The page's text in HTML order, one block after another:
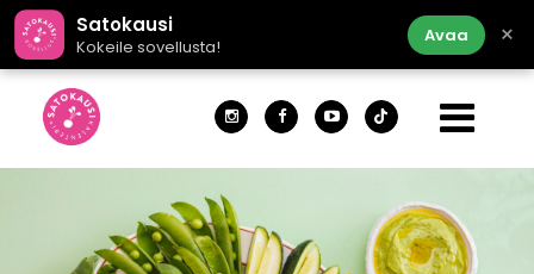
Satokausi
Kokeile sovellusta!
Avaa ×